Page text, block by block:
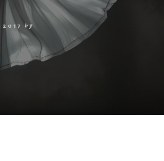
2017 by